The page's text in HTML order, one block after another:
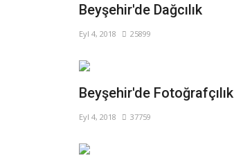
Beyşehir'de Dağcılık
Eyl 4, 2018 25899
Beyşehir'de Fotoğrafçılık
Eyl 4, 2018 37759